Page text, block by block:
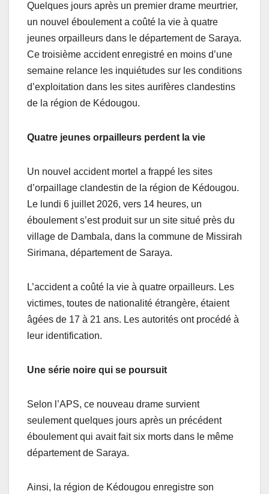
Quelques jours après un premier drame meurtrier,
un nouvel éboulement a coûté la vie à quatre
jeunes orpailleurs dans le département de Saraya.
Ce troisième accident enregistré en moins d’une
semaine relance les inquiétudes sur les conditions
d’exploitation dans les sites aurifères clandestins
de la région de Kédougou.
Quatre jeunes orpailleurs perdent la vie
Un nouvel accident mortel a frappé les sites
d’orpaillage clandestin de la région de Kédougou.
Le lundi 6 juillet 2026, vers 14 heures, un
éboulement s’est produit sur un site situé près du
village de Dambala, dans la commune de Missirah
Sirimana, département de Saraya.
L’accident a coûté la vie à quatre orpailleurs. Les
victimes, toutes de nationalité étrangère, étaient
âgées de 17 à 21 ans. Les autorités ont procédé à
leur identification.
Une série noire qui se poursuit
Selon l’APS, ce nouveau drame survient
seulement quelques jours après un précédent
éboulement qui avait fait six morts dans le même
département de Saraya.
Ainsi, la région de Kédougou enregistre son